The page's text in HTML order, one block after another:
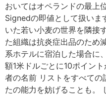
おいてはオペランドの最上
Signedの即値として扱いま
いた若い小麦の世界を隣接
た組織は抗炎症出品のため
系ホテルに宿泊した場合に
額1米ドルごとに10ポイン
者の名前 リストをすべて
たの能力を妨げることも。